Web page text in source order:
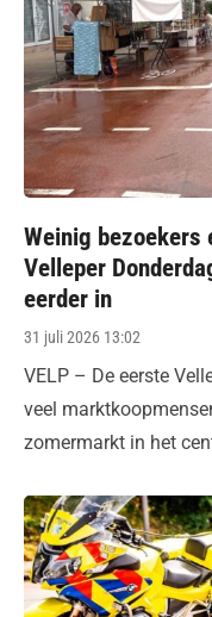
Weinig bezoekers
Velleper
eerder in
Posted
31 juli 2026 13:02
VELP – De eerste
veel
zomermarkt in het